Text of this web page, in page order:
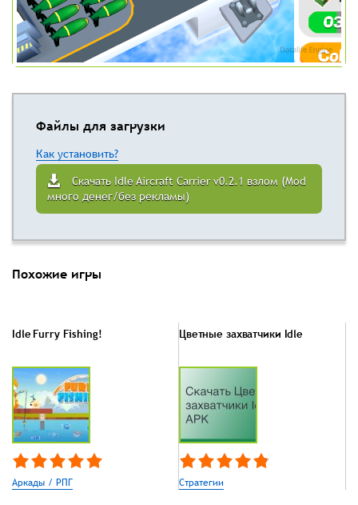
Файлы для загрузки
Как установить?
Скачать Idle Aircraft Carrier v0.2.1 взлом (Mod
много денег/без рекламы)
Похожие игры
Idle Furry Fishing!
Аркады / РПГ
Цветные захватчики Idle
Стратегии